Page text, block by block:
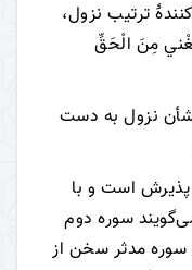
ترتیب نزول،
مِنَ الْحَقِّ
شأن نزول به دست
پذیرش است و با
سوره دوم
مدثر سخن از